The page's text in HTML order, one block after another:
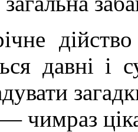
давні і
чимраз